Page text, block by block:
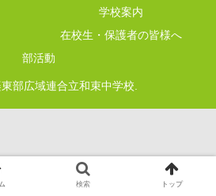
学校案内
在校生・保護者の皆様へ
部活動
部広域連合立和束中学校.
検索 トップ